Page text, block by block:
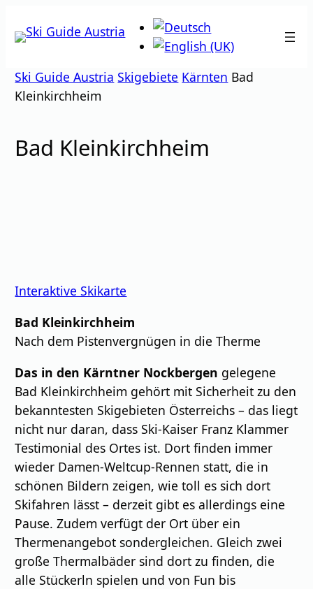
Inhalt
Ski Guide Austria Skigebiete Kärnten Bad
Kleinkirchheim
Bad Kleinkirchheim
Interaktive Skikarte
Bad Kleinkirchheim
Nach dem Pistenvergnügen in die Therme
Das in den Kärntner Nockbergen gelegene
Bad Kleinkirchheim gehört mit Sicherheit zu den
bekanntesten Skigebieten Österreichs – das liegt
nicht nur daran, dass Ski-Kaiser Franz Klammer
Testimonial des Ortes ist. Dort finden immer
wieder Damen-Weltcup-Rennen statt, die in
schönen Bildern zeigen, wie toll es sich dort
Skifahren lässt – derzeit gibt es allerdings eine
Pause. Zudem verfügt der Ort über ein
Thermenangebot sondergleichen. Gleich zwei
große Thermalbäder sind dort zu finden, die
alle Stückerln spielen und von Fun bis